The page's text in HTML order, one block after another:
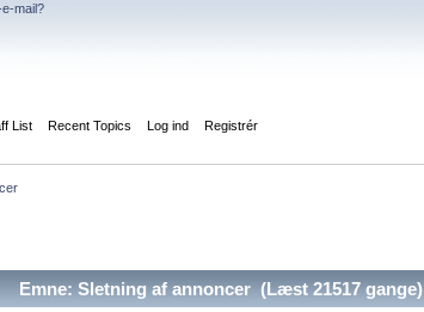
mail?
List Recent Topics Log ind Registrér
Emne: Sletning af annoncer (Læst 21517 gange)